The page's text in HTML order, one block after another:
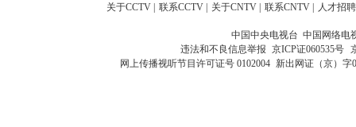
关于CCTV 联系CCTV 关于CNTV 联系CNTV 人才招聘
中国中央电视台 中国网络电
违法和不良信息举报 京ICP证060535号
网上传播视听节目许可证号 0102004 新出网证（京）